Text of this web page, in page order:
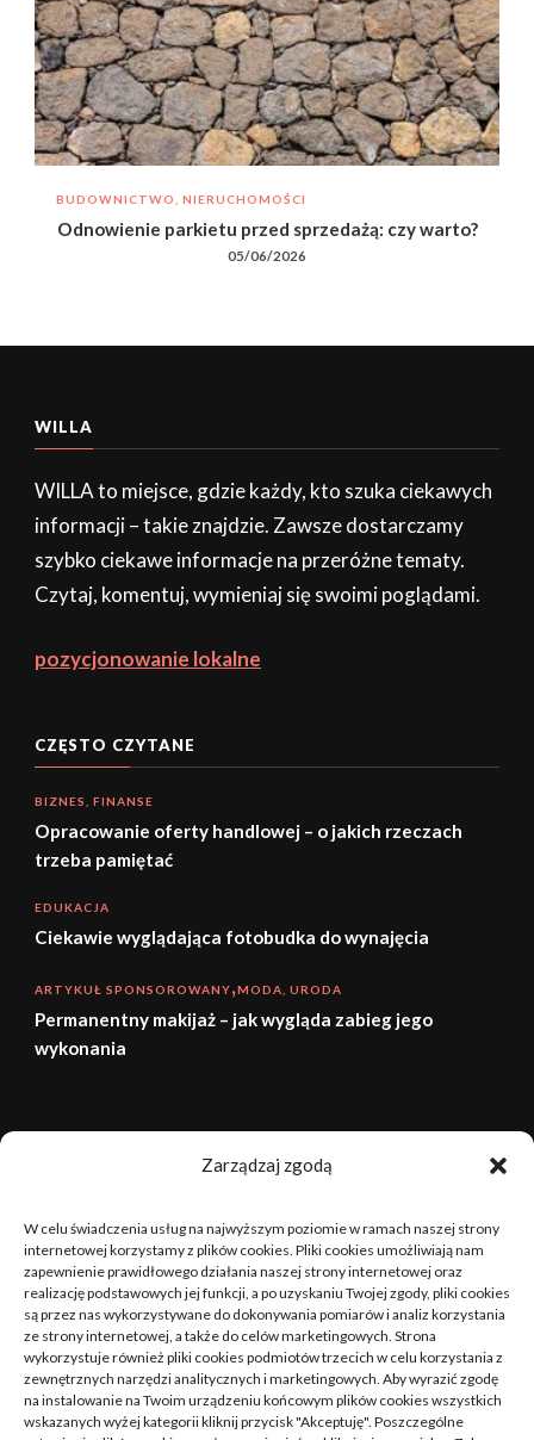
Zarządzaj zgodą
W celu świadczenia usług na najwyższym poziomie w ramach naszej strony
internetowej korzystamy z plików cookies. Pliki cookies umożliwiają nam
zapewnienie prawidłowego działania naszej strony internetowej oraz
realizację podstawowych jej funkcji, a po uzyskaniu Twojej zgody, pliki cookies
są przez nas wykorzystywane do dokonywania pomiarów i analiz korzystania
ze strony internetowej, a także do celów marketingowych. Strona
wykorzystuje również pliki cookies podmiotów trzecich w celu korzystania z
zewnętrznych narzędzi analitycznych i marketingowych. Aby wyrazić zgodę
na instalowanie na Twoim urządzeniu końcowym plików cookies wszystkich
wskazanych wyżej kategorii kliknij przycisk "Akceptuję". Poszczególne
BUDOWNICTWO, NIERUCHOMOŚCI
Odnowienie parkietu przed sprzedażą: czy warto?
05/06/2026
WILLA
WILLA to miejsce, gdzie każdy, kto szuka ciekawych
informacji – takie znajdzie. Zawsze dostarczamy
szybko ciekawe informacje na przeróżne tematy.
Czytaj, komentuj, wymieniaj się swoimi poglądami.
pozycjonowanie lokalne
CZĘSTO CZYTANE
BIZNES, FINANSE
Opracowanie oferty handlowej – o jakich rzeczach
trzeba pamiętać
EDUKACJA
Ciekawie wyglądająca fotobudka do wynajęcia
ARTYKUŁ SPONSOROWANY MODA, URODA
Permanentny makijaż – jak wygląda zabieg jego
wykonania
sierpień 2026
3 4 5 6 7 8 9
10 11 12 13 14 15 16
17 18 19 20 21 22 23